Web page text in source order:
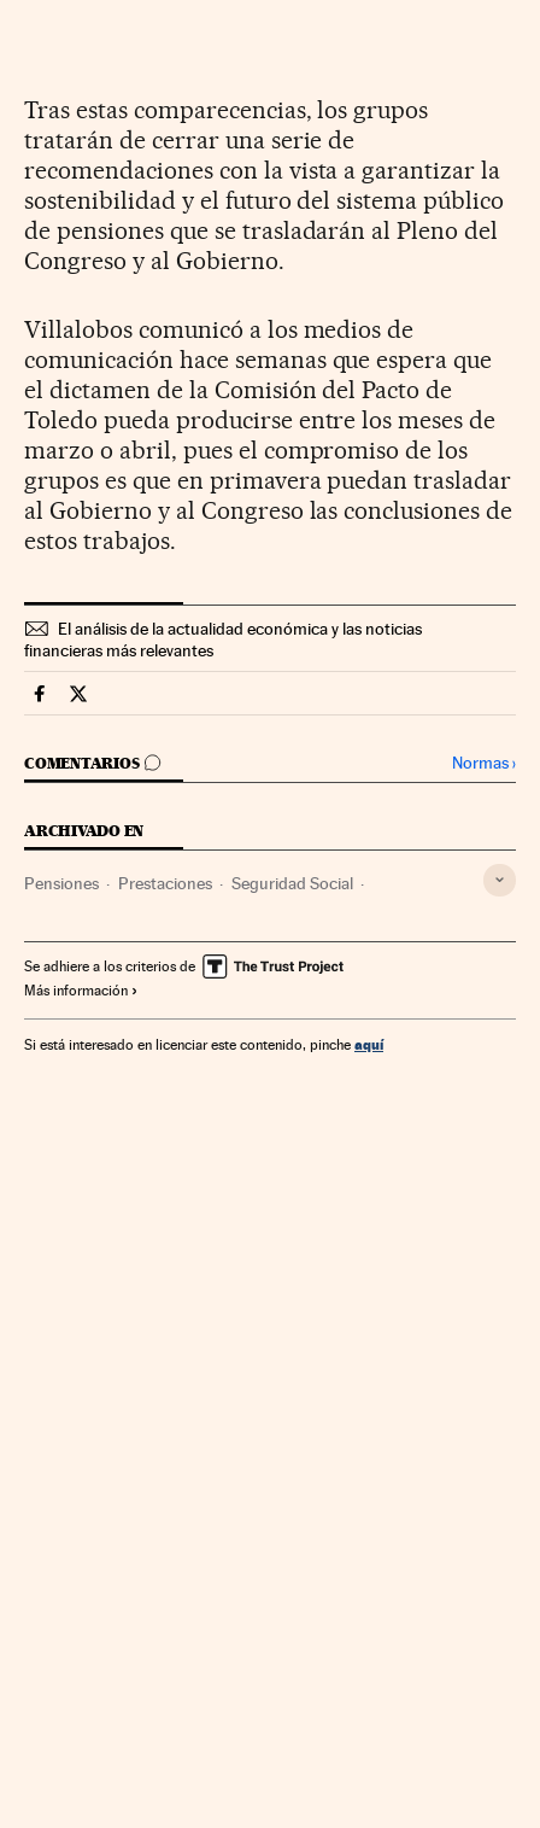
Tras estas comparecencias, los grupos
tratarán de cerrar una serie de
recomendaciones con la vista a garantizar la
sostenibilidad y el futuro del sistema público
de pensiones que se trasladarán al Pleno del
Congreso y al Gobierno.
Villalobos comunicó a los medios de
comunicación hace semanas que espera que
el dictamen de la Comisión del Pacto de
Toledo pueda producirse entre los meses de
marzo o abril, pues el compromiso de los
grupos es que en primavera puedan trasladar
al Gobierno y al Congreso las conclusiones de
estos trabajos.
El análisis de la actualidad económica y las noticias
financieras más relevantes
Economia Cinco Días en Facebook
Economia Cinco Días en Twitter
COMENTARIOS
IR A LOS COMENTARIOS Normas›
ARCHIVADO EN
Pensiones Prestaciones Seguridad Social
Se adhiere a los criterios de
Más información
Si está interesado en licenciar este contenido, pinche aquí